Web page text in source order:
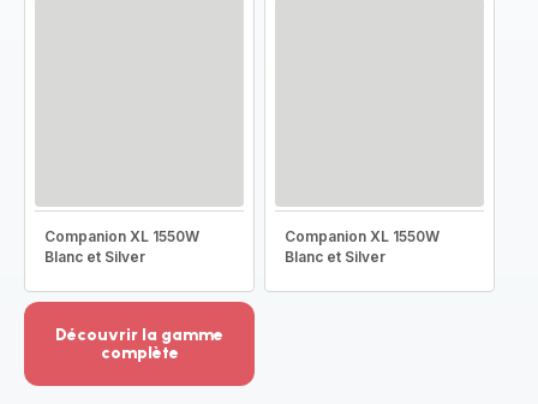
Companion XL 1550W
Blanc et Silver
Companion XL 1550W
Blanc et Silver
Découvrir la gamme
complète